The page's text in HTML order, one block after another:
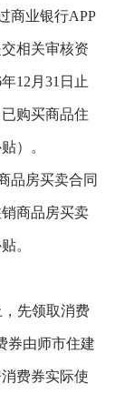
商业银行APP
相关审核资
年12 月 31 日止
购买商品住
）。
品房买卖合同
商品房买卖
。
先领取消费
券由师市住建
费券实际使